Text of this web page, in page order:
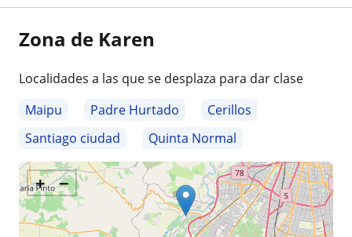
Zona de Karen
Localidades a las que se desplaza para dar clase
Maipu
Padre Hurtado
Cerillos
Santiago ciudad
Quinta Normal
+ −